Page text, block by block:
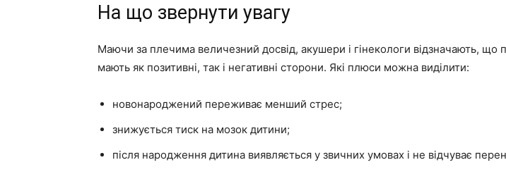
На що звернути увагу
Маючи за плечима величезний досвід, акушери і гінекологи відзначають, що
мають як позитивні, так і негативні сторони. Які плюси можна виділити:
новонароджений переживає менший стрес;
знижується тиск на мозок дитини;
після народження дитина виявляється у звичних умовах і не відчуває